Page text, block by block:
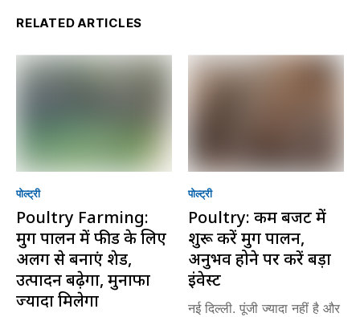
RELATED ARTICLES
पोल्ट्री
Poultry Farming:
मुर्गी पालन में फीड के लिए
अलग से बनाएं शेड,
उत्पादन बढ़ेगा, मुनाफा
ज्यादा मिलेगा
पोल्ट्री
Poultry: कम बजट में
शुरू करें मुर्गी पालन,
अनुभव होने पर करें बड़ा
इंवेस्ट
नई दिल्ली. पूंजी ज्यादा नहीं है और